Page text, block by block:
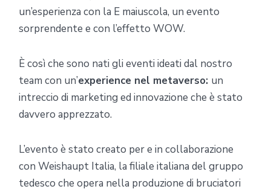
un’esperienza con la E maiuscola, un evento
sorprendente e con l’effetto WOW.
È così che sono nati gli eventi ideati dal nostro
team con un’experience nel metaverso: un
intreccio di marketing ed innovazione che è stato
davvero apprezzato.
L’evento è stato creato per e in collaborazione
con Weishaupt Italia, la filiale italiana del gruppo
tedesco che opera nella produzione di bruciatori